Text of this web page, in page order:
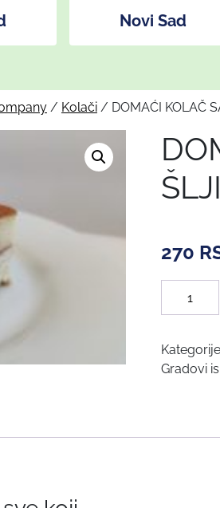
Novi Sad
/ Kolači / DOMAĆI KOLAČ
270
DOMAĆI
SA
Gradovi